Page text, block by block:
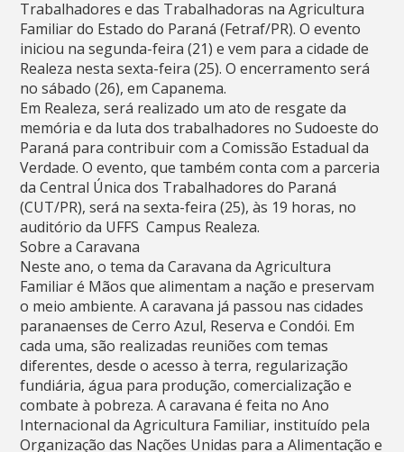
Trabalhadores e das Trabalhadoras na Agricultura
Familiar do Estado do Paraná (Fetraf/PR). O evento
iniciou na segunda-feira (21) e vem para a cidade de
Realeza nesta sexta-feira (25). O encerramento será
no sábado (26), em Capanema.
Em Realeza, será realizado um ato de resgate da
memória e da luta dos trabalhadores no Sudoeste do
Paraná para contribuir com a Comissão Estadual da
Verdade. O evento, que também conta com a parceria
da Central Única dos Trabalhadores do Paraná
(CUT/PR), será na sexta-feira (25), às 19 horas, no
auditório da UFFS  Campus Realeza.
Sobre a Caravana
Neste ano, o tema da Caravana da Agricultura
Familiar é Mãos que alimentam a nação e preservam
o meio ambiente. A caravana já passou nas cidades
paranaenses de Cerro Azul, Reserva e Condói. Em
cada uma, são realizadas reuniões com temas
diferentes, desde o acesso à terra, regularização
fundiária, água para produção, comercialização e
combate à pobreza. A caravana é feita no Ano
Internacional da Agricultura Familiar, instituído pela
Organização das Nações Unidas para a Alimentação e